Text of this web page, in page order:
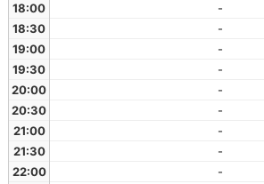
18:00
-
18:30
-
19:00
-
19:30
-
20:00
-
20:30
-
21:00
-
21:30
-
22:00
-